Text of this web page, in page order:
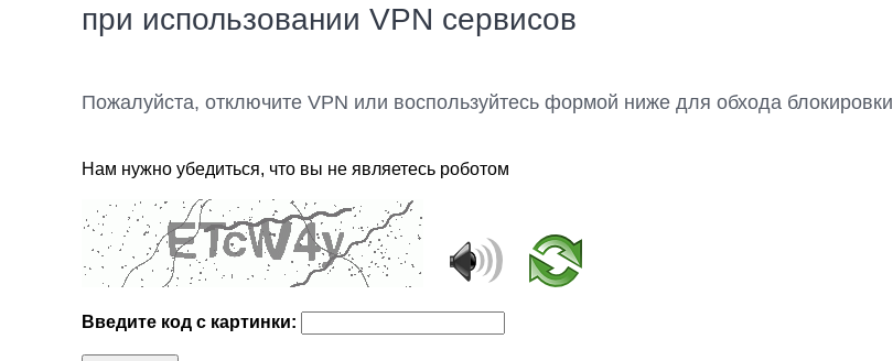
при использовании VPN сервисов
Пожалуйста, отключите VPN или воспользуйтесь формой ниже для обхода блокировки
Нам нужно убедиться, что вы не являетесь роботом
Введите код с картинки: